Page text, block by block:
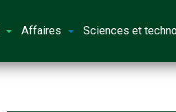
Affaires Sciences et